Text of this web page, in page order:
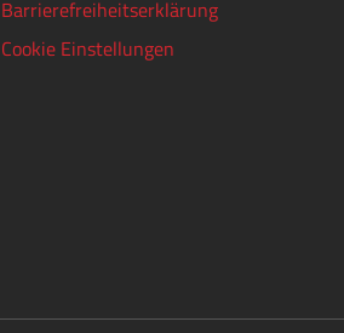
Barrierefreiheitserklärung
Cookie Einstellungen